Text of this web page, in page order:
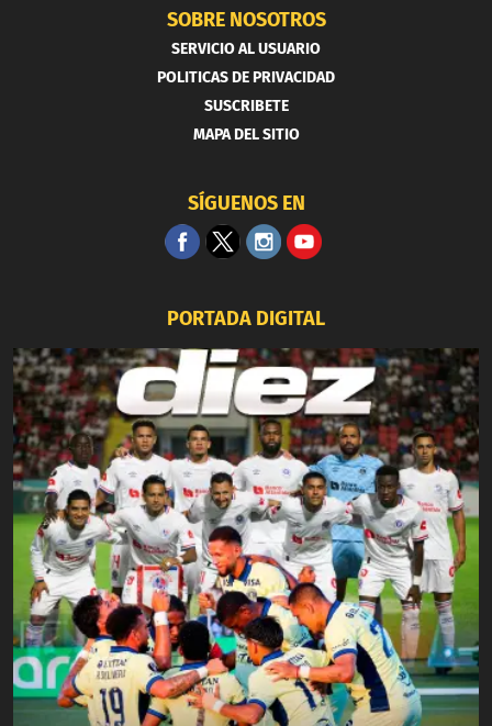
SOBRE NOSOTROS
SERVICIO AL USUARIO
POLITICAS DE PRIVACIDAD
SUSCRIBETE
MAPA DEL SITIO
SÍGUENOS EN
PORTADA DIGITAL